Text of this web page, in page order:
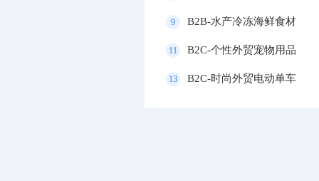
9 B2B-水产冷冻海鲜食材
11 B2C-个性外贸宠物用品
13 B2C-时尚外贸电动单车